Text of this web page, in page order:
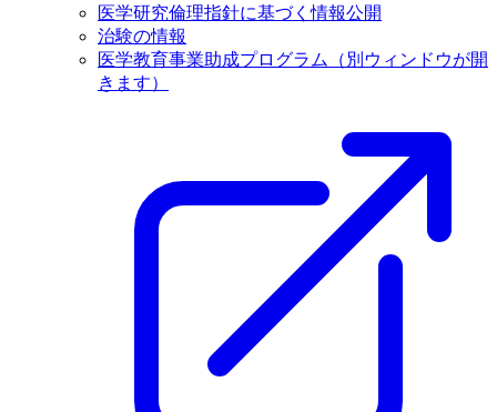
医学研究倫理指針に基づく情報公開
治験の情報
医学教育事業助成プログラム
（別ウィンドウが開
きます）